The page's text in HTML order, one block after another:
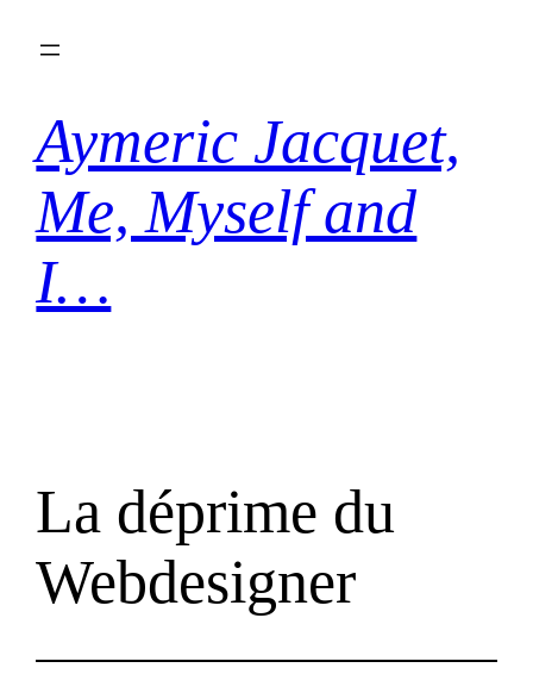
Aymeric Jacquet,
Me, Myself and
I…
La déprime du
Webdesigner